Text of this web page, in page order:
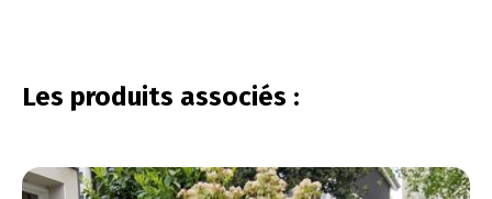
Les produits associés :